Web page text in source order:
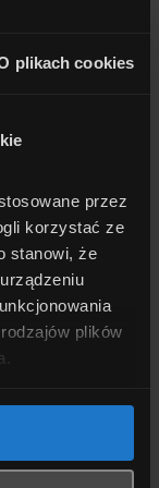
plikach cookies
przez
korzystać ze
stanowi, że
plików
.
W
/ gaśnica
silnika
cofania